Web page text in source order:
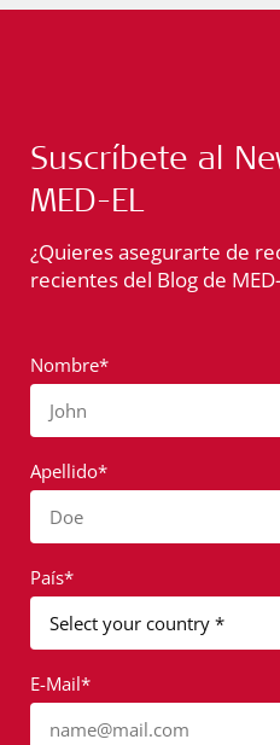
Suscríbete al
MED-EL
¿Quieres asegurarte de
recientes del Blog de
Nombre*
John
Apellido*
Doe
País*
E-Mail*
name@mail.com